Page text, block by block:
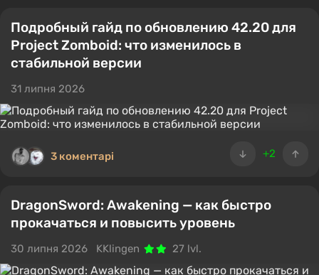
Подробный гайд по обновлению 42.20 для
Project Zomboid: что изменилось в
стабильной версии
31 липня 2026
+2
3 коментарі
DragonSword: Awakening — как быстро
прокачаться и повысить уровень
30 липня 2026 KKlingen 27 lvl.